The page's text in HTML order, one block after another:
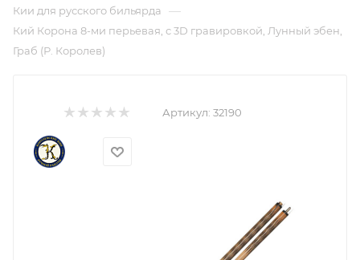
Кии для русского бильярда —
Кий Корона 8-ми перьевая, с 3D гравировкой, Лунный эбен,
Граб (Р. Королев)
Артикул: 32190